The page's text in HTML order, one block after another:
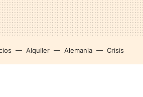
Alquiler Alemania Crisis